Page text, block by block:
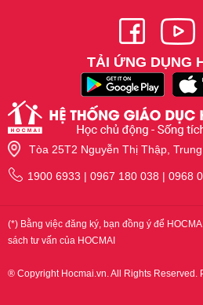
TẢI ỨNG DỤNG
Tòa 25T2 Nguyễn Thị Thập,
1900 6933 | 0967 180 038 | 0968
(*) Bằng việc đăng ký, bạn đồng ý để
sách tư vấn của HOCMAI
® Copyright Hocmai.vn. All Rights Reserved.